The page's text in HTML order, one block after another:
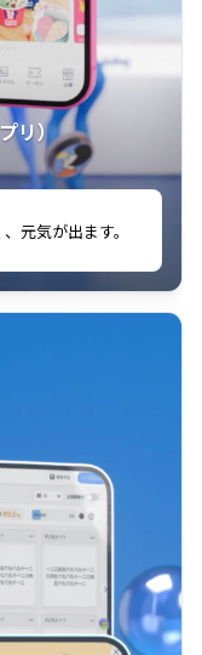
リ）
元気が出ます。
使うのが楽しいで